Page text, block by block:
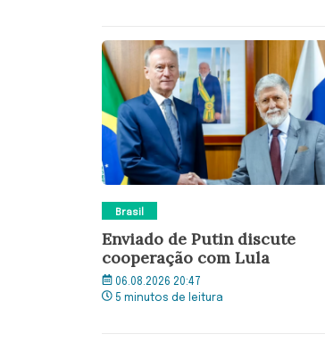
Brasil
Enviado de Putin discute
cooperação com Lula
06.08.2026 20:47
5 minutos de leitura